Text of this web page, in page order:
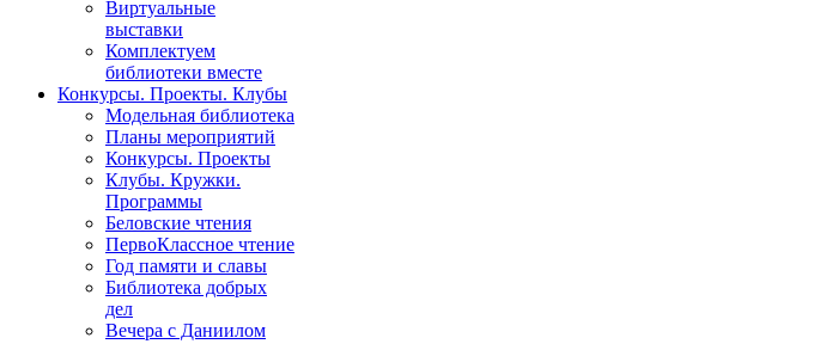
Виртуальные
выставки
Комплектуем
библиотеки вместе
Конкурсы. Проекты. Клубы
Модельная библиотека
Планы мероприятий
Конкурсы. Проекты
Клубы. Кружки.
Программы
Беловские чтения
ПервоКлассное чтение
Год памяти и славы
Библиотека добрых
дел
Вечера с Даниилом